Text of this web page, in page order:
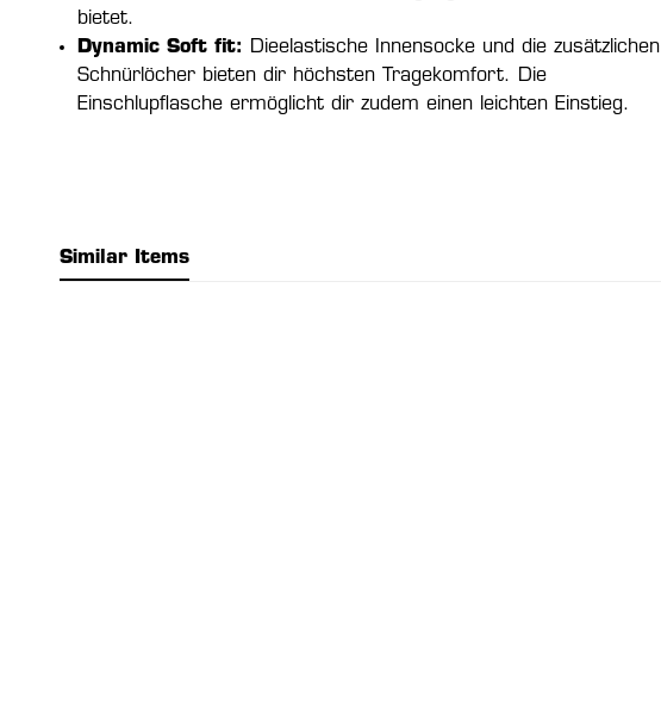
bietet.
Dynamic Soft fit: Dieelastische Innensocke und die zusätzlichen
Schnürlöcher bieten dir höchsten Tragekomfort. Die
Einschlupflasche ermöglicht dir zudem einen leichten Einstieg.
Similar Items